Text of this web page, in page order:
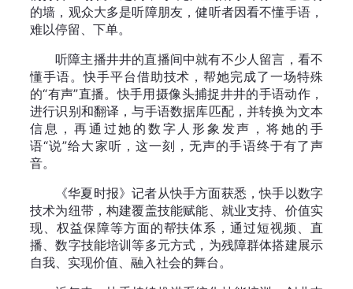
的墙，观众大多是听障朋友，健听者因看不懂手语，
难以停留、下单。
听障主播井井的直播间中就有不少人留言，看不
懂手语。快手平台借助技术，帮她完成了一场特殊
的“有声”直播。快手用摄像头捕捉井井的手语动作，
进行识别和翻译，与手语数据库匹配，并转换为文本
信息，再通过她的数字人形象发声，将她的手
语“说”给大家听，这一刻，无声的手语终于有了声
音。
《华夏时报》记者从快手方面获悉，快手以数字
技术为纽带，构建覆盖技能赋能、就业支持、价值实
现、权益保障等方面的帮扶体系，通过短视频、直
播、数字技能培训等多元方式，为残障群体搭建展示
自我、实现价值、融入社会的舞台。